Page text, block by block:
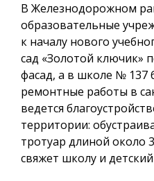
В Железнодорожном
образовательные
к началу нового
сад «Золотой ключик»
фасад, а в школе № 137
ремонтные работы в
ведется
территории:
тротуар длиной около
свяжет школу и детский